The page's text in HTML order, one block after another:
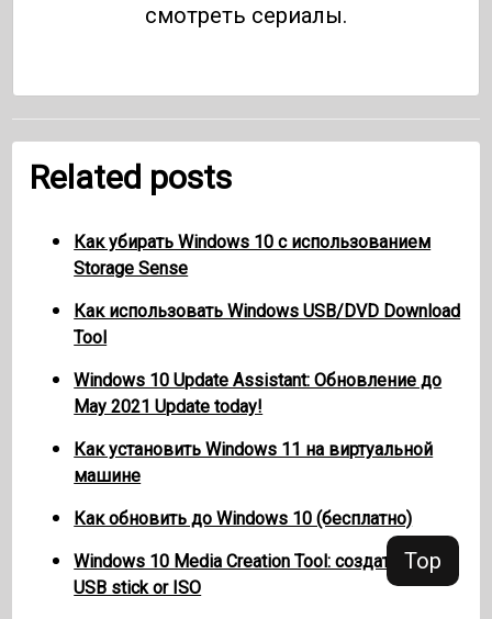
Top
смотреть сериалы.
Related posts
Как убирать Windows 10 с использованием
Storage Sense
Как использовать Windows USB/DVD Download
Tool
Windows 10 Update Assistant: Обновление до
May 2021 Update today!
Как установить Windows 11 на виртуальной
машине
Как обновить до Windows 10 (бесплатно)
Windows 10 Media Creation Tool: создать setup
USB stick or ISO